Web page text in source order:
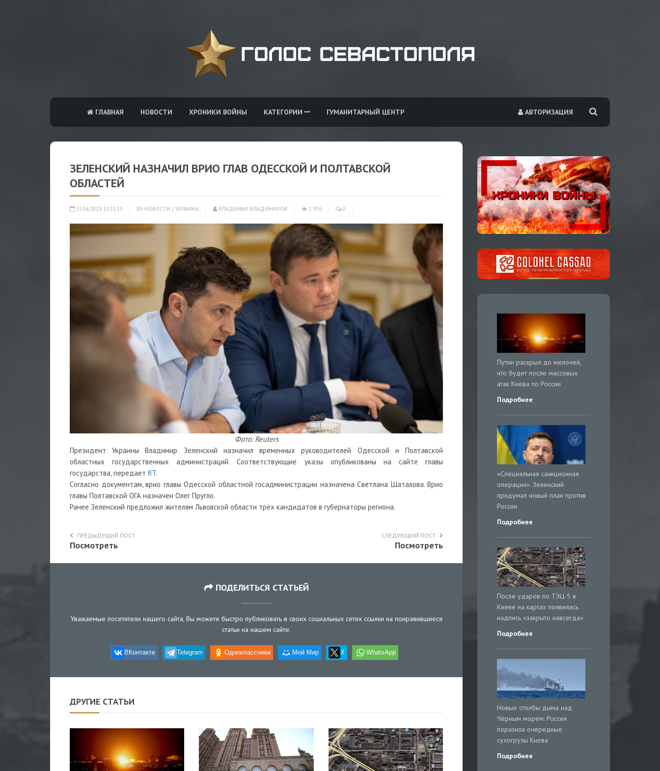
АВТОРИЗАЦИЯ
ГЛАВНАЯ НОВОСТИ ХРОНИКИ ВОЙНЫ КАТЕГОРИИ ГУМАНИТАРНЫЙ ЦЕНТР
ЗЕЛЕНСКИЙ НАЗНАЧИЛ ВРИО ГЛАВ ОДЕССКОЙ И ПОЛТАВСКОЙ
ОБЛАСТЕЙ
15.06.2019 13:33:15 НОВОСТИ / УКРАИНА ВЛАДИМИР ВЛАДИМИРОВ 1 976 0
Фото: Reuters
Президент Украины Владимир Зеленский назначил временных руководителей Одесской и Полтавской
областных государственных администраций. Соответствующие указы опубликованы на сайте главы
государства, передает RT.
Согласно документам, врио главы Одесской областной госадминистрации назначена Светлана Шаталова. Врио
главы Полтавской ОГА назначен Олег Пругло.
Ранее Зеленский предложил жителям Львовской области трёх кандидатов в губернаторы региона.
ПРЕДЫДУЩИЙ ПОСТ
Посмотреть
СЛЕДУЮЩИЙ ПОСТ
Посмотреть
ПОДЕЛИТЬСЯ СТАТЬЕЙ
Уважаемые посетители нашего сайта, Вы можете быстро публиковать в своих социальных сетях ссылки на понравившиеся
статьи на нашем сайте.
ВКонтакте Telegram Одноклассники Мой Мир X WhatsApp
ДРУГИЕ СТАТЬИ
Путин раскрыл до мелочей,
что будет после массовых
атак Киева по России
Подробнее
«Специальная санкционная
операция». Зеленский
придумал новый план против
России
Подробнее
После ударов по ТЭЦ-5 в
Киеве на картах появилась
надпись «закрыто навсегда»
Подробнее
Новые столбы дыма над
Чёрным морем: Россия
поразила очередные
сухогрузы Киева
Подробнее